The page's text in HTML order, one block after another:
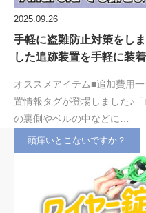
2025.09.26
手軽に盗難防止対策をし
した追跡装置を手軽に装着
オススメアイテム■追加費用
置情報タグが登場しました♪
の裏側やベルの中などに…
頭痒いとこないですか？